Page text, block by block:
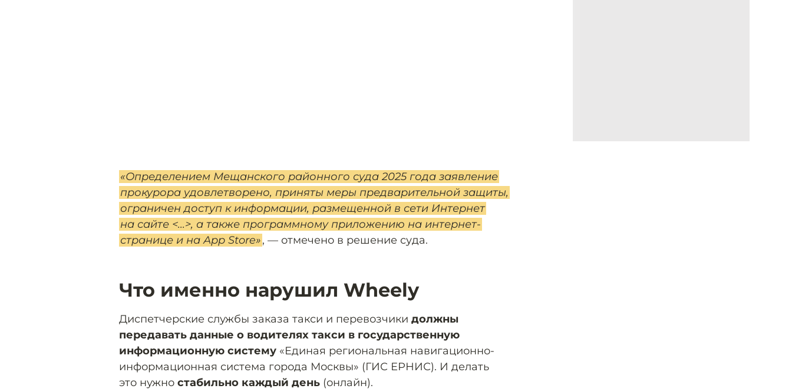
«Определением Мещанского районного суда 2025 года заявление
прокурора удовлетворено, приняты меры предварительной защиты,
ограничен доступ к информации, размещенной в сети Интернет
на сайте <...>, а также программному приложению на интернет-
странице и на Арр Store», — отмечено в решение суда.
Что именно нарушил Wheely
Диспетчерские службы заказа такси и перевозчики должны
передавать данные о водителях такси в государственную
информационную систему «Единая региональная навигационно-
информационная система города Москвы» (ГИС ЕРНИС). И делать
это нужно стабильно каждый день (онлайн).